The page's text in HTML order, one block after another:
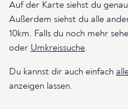
Auf der Karte siehst du
Außerdem siehst du alle
10km. Falls du noch mehr
oder Umkreissuche.
Du kannst dir auch einfach
anzeigen lassen.